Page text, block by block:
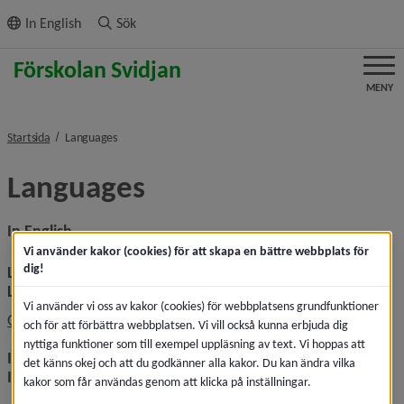
innehållet
In English Sök
MENY
Startsida Languagesnivå i brödsmulenavigeringen
Languages
In English
Link to this page in Google translate
Länk till denna sida i Google Translate
Open this page in Google Translate
Länk till annan
Instructions for translation in different web browsers
Instruktioner för att översätta i olika webbläsare
Vi använder kakor (cookies) för att skapa en bättre webbplats för
dig!
Vi använder vi oss av kakor (cookies) för webbplatsens grundfunktioner
och för att förbättra webbplatsen. Vi vill också kunna erbjuda dig
nyttiga funktioner som till exempel uppläsning av text. Vi hoppas att
det känns okej och att du godkänner alla kakor. Du kan ändra vilka
kakor som får användas genom att klicka på inställningar.